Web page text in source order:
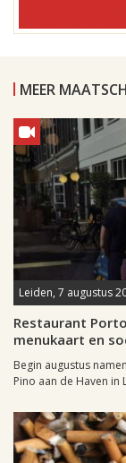
MEER
Leiden, 7 augustus
Restaurant
menukaart en
Begin augustus
Pino aan de Haven in